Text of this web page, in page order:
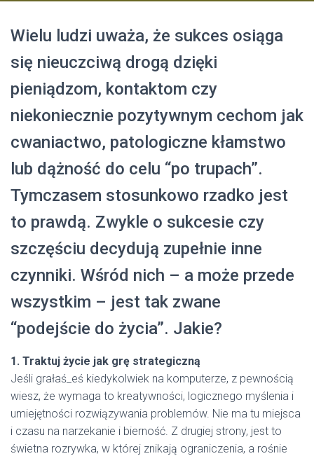
Wielu ludzi uważa, że sukces osiąga
się nieuczciwą drogą dzięki
pieniądzom, kontaktom czy
niekoniecznie pozytywnym cechom jak
cwaniactwo, patologiczne kłamstwo
lub dążność do celu “po trupach”.
Tymczasem stosunkowo rzadko jest
to prawdą. Zwykle o sukcesie czy
szczęściu decydują zupełnie inne
czynniki. Wśród nich – a może przede
wszystkim – jest tak zwane
“podejście do życia”. Jakie?
1. Traktuj życie jak grę strategiczną
Jeśli grałaś_eś kiedykolwiek na komputerze, z pewnością
wiesz, że wymaga to kreatywności, logicznego myślenia i
umiejętności rozwiązywania problemów. Nie ma tu miejsca
i czasu na narzekanie i bierność. Z drugiej strony, jest to
świetna rozrywka, w której znikają ograniczenia, a rośnie